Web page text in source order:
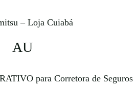
– Loja Cuiabá
AU
para Corretora de Seguros